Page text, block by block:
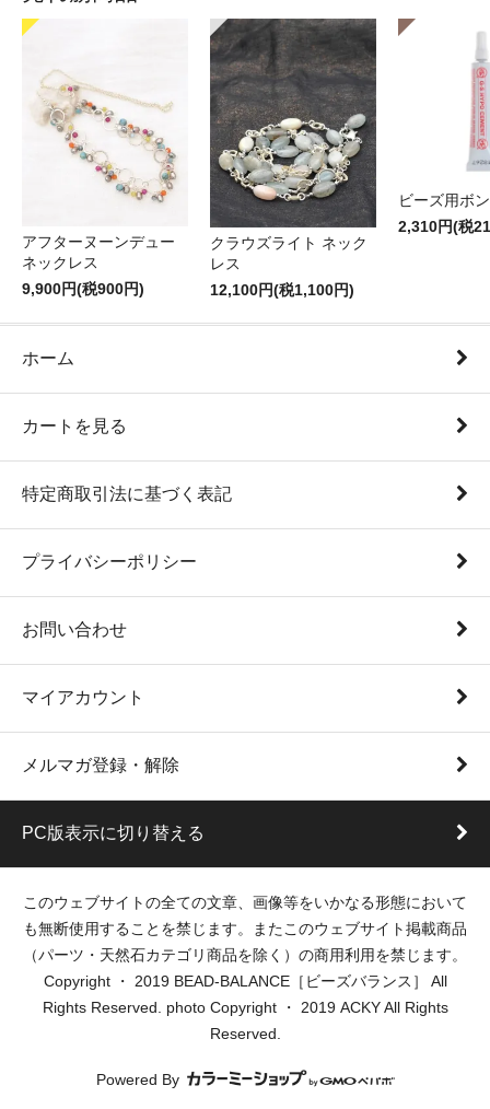
アフターヌーンデュー
ネックレス
9,900円(税900円)
クラウズライト ネック
レス
12,100円(税1,100円)
ビーズ用ボ
2,310円(税
ホーム
カートを見る
特定商取引法に基づく表記
プライバシーポリシー
お問い合わせ
マイアカウント
メルマガ登録・解除
PC版表示に切り替える
このウェブサイトの全ての文章、画像等をいかなる形態において
も無断使用することを禁じます。またこのウェブサイト掲載商品
（パーツ・天然石カテゴリ商品を除く）の商用利用を禁じます。
Copyright ・ 2019 BEAD-BALANCE［ビーズバランス］ All
Rights Reserved. photo Copyright ・ 2019 ACKY All Rights
Reserved.
Powered By